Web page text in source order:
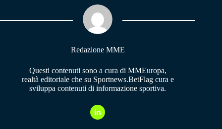
pp m
Redazione MME
Questi contenuti sono a cura di MMEuropa,
realtà editoriale che su Sportnews.BetFlag cura e
sviluppa contenuti di informazione sportiva.